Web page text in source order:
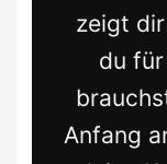
zeigt
du
Anfang